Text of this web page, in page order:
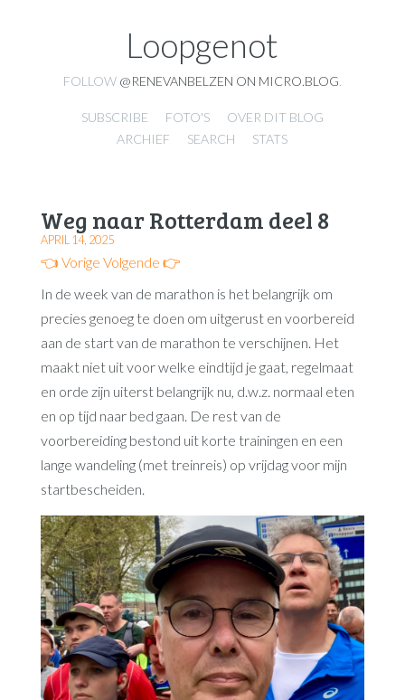
Loopgenot
FOLLOW @RENEVANBELZEN ON MICRO.BLOG
SUBSCRIBE FOTO'S
OVER DIT BLOG
ARCHIEF
SEARCH STATS
Weg naar Rotterdam deel 8
APRIL 14, 2025
👈 Vorige Volgende 👉
In de week van de marathon is het belangrijk om
precies genoeg te doen om uitgerust en voorbereid
aan de start van de marathon te verschijnen. Het
maakt niet uit voor welke eindtijd je gaat, regelmaat
en orde zijn uiterst belangrijk nu, d.w.z. normaal eten
en op tijd naar bed gaan. De rest van de
voorbereiding bestond uit korte trainingen en een
lange wandeling (met treinreis) op vrijdag voor mijn
startbescheiden.